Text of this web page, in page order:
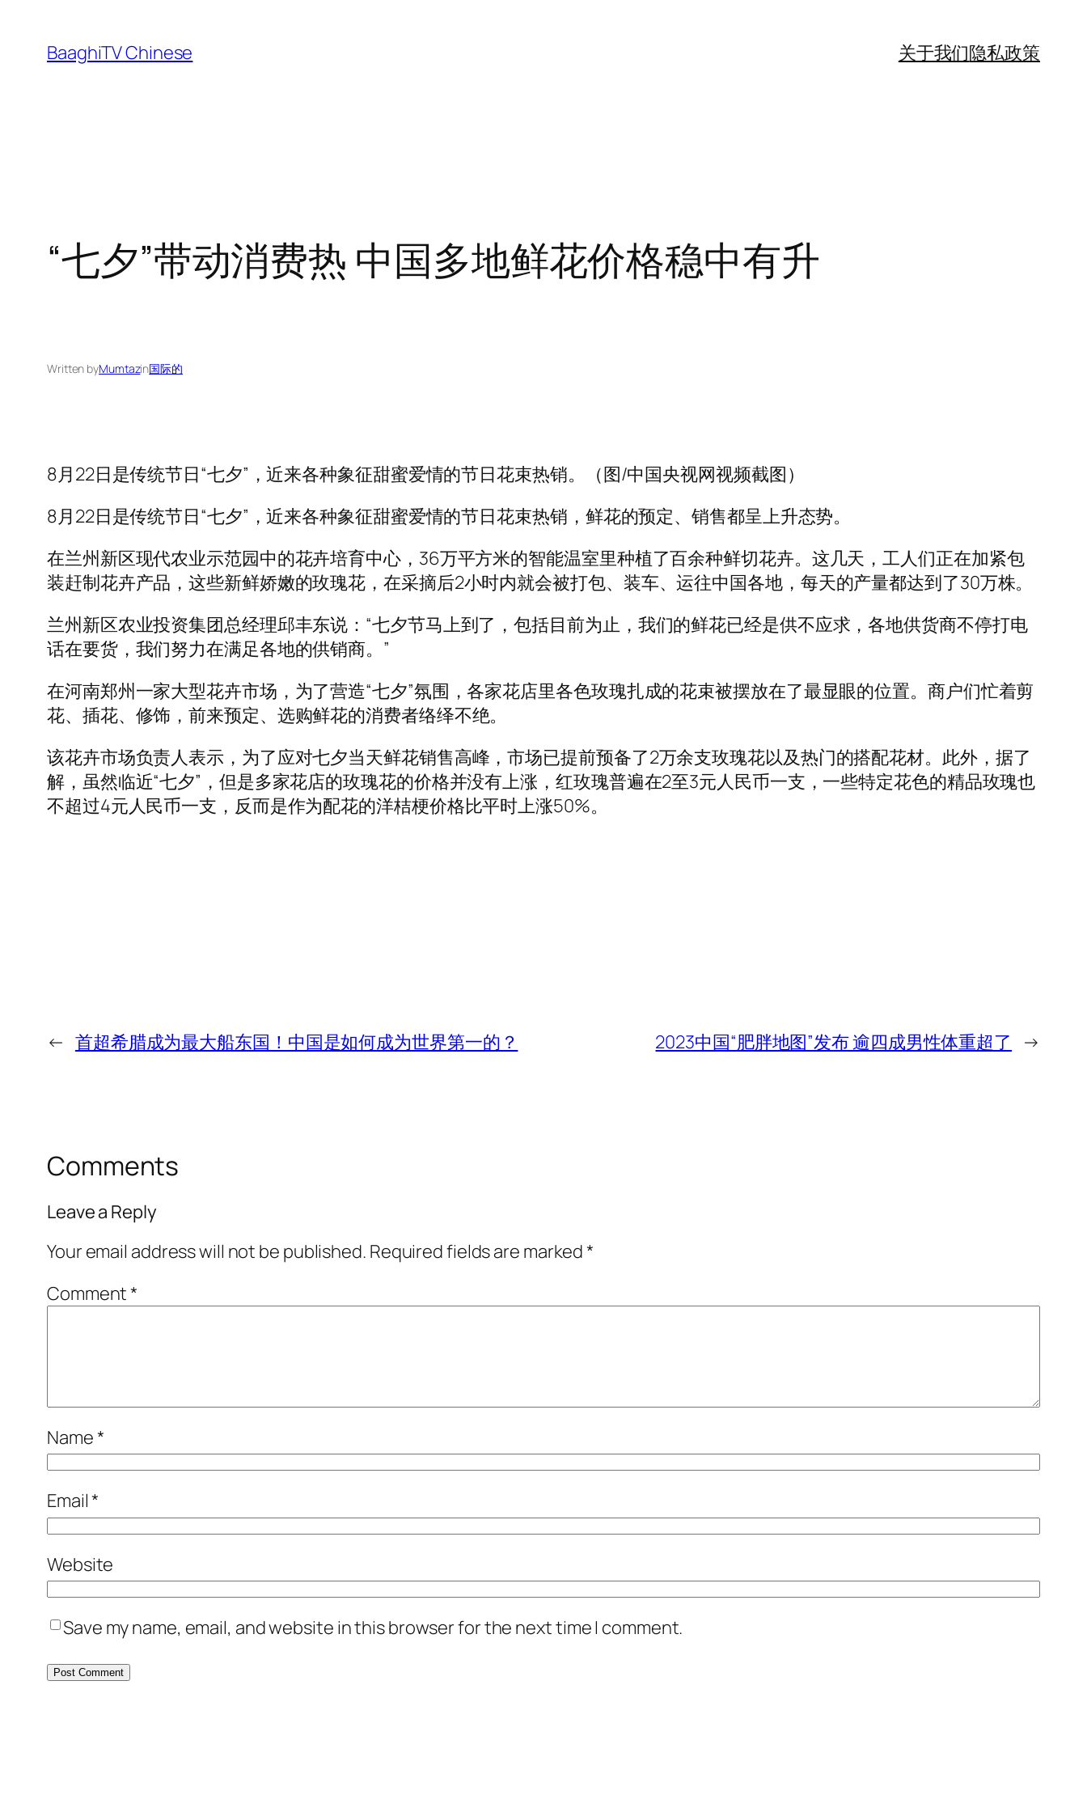
content
BaaghiTV Chinese 关于我们隐私政策
“七夕”带动消费热 中国多地鲜花价格稳中有升
Written byMumtazin国际的
8月22日是传统节日“七夕”，近来各种象征甜蜜爱情的节日花束热销。（图/中国央视网视频截图）
8月22日是传统节日“七夕”，近来各种象征甜蜜爱情的节日花束热销，鲜花的预定、销售都呈上升态势。
在兰州新区现代农业示范园中的花卉培育中心，36万平方米的智能温室里种植了百余种鲜切花卉。这几天，工人们正在加紧包
装赶制花卉产品，这些新鲜娇嫩的玫瑰花，在采摘后2小时内就会被打包、装车、运往中国各地，每天的产量都达到了30万株。
兰州新区农业投资集团总经理邱丰东说：“七夕节马上到了，包括目前为止，我们的鲜花已经是供不应求，各地供货商不停打电
话在要货，我们努力在满足各地的供销商。”
在河南郑州一家大型花卉市场，为了营造“七夕”氛围，各家花店里各色玫瑰扎成的花束被摆放在了最显眼的位置。商户们忙着剪
花、插花、修饰，前来预定、选购鲜花的消费者络绎不绝。
该花卉市场负责人表示，为了应对七夕当天鲜花销售高峰，市场已提前预备了2万余支玫瑰花以及热门的搭配花材。此外，据了
解，虽然临近“七夕”，但是多家花店的玫瑰花的价格并没有上涨，红玫瑰普遍在2至3元人民币一支，一些特定花色的精品玫瑰也
不超过4元人民币一支，反而是作为配花的洋桔梗价格比平时上涨50%。
← 首超希腊成为最大船东国！中国是如何成为世界第一的？ 2023中国“肥胖地图”发布 逾四成男性体重超了 →
Comments
Leave a Reply
Your email address will not be published. Required fields are marked*
Comment*
Name*
Email*
Website
Save my name, email, and website in this browser for the next time I comment.